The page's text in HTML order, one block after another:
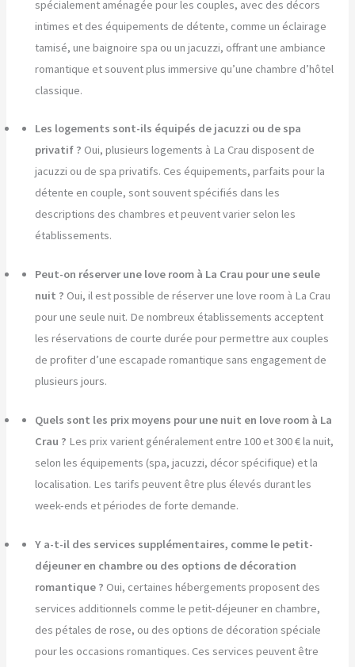
spécialement aménagée pour les couples, avec des décors
intimes et des équipements de détente, comme un éclairage
tamisé, une baignoire spa ou un jacuzzi, offrant une ambiance
romantique et souvent plus immersive qu’une chambre d’hôtel
classique.
Les logements sont-ils équipés de jacuzzi ou de spa
privatif ? Oui, plusieurs logements à La Crau disposent de
jacuzzi ou de spa privatifs. Ces équipements, parfaits pour la
détente en couple, sont souvent spécifiés dans les
descriptions des chambres et peuvent varier selon les
établissements.
Peut-on réserver une love room à La Crau pour une seule
nuit ? Oui, il est possible de réserver une love room à La Crau
pour une seule nuit. De nombreux établissements acceptent
les réservations de courte durée pour permettre aux couples
de profiter d’une escapade romantique sans engagement de
plusieurs jours.
Quels sont les prix moyens pour une nuit en love room à La
Crau ? Les prix varient généralement entre 100 et 300 € la nuit,
selon les équipements (spa, jacuzzi, décor spécifique) et la
localisation. Les tarifs peuvent être plus élevés durant les
week-ends et périodes de forte demande.
Y a-t-il des services supplémentaires, comme le petit-
déjeuner en chambre ou des options de décoration
romantique ? Oui, certaines hébergements proposent des
services additionnels comme le petit-déjeuner en chambre,
des pétales de rose, ou des options de décoration spéciale
pour les occasions romantiques. Ces services peuvent être